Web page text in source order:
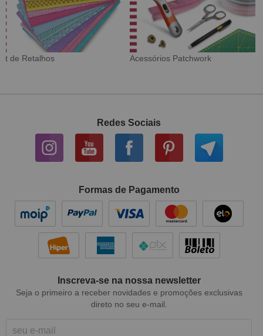
Tecido Digital Sarja Impermeável
Redes Sociais
Formas de Pagamento
Inscreva-se na nossa newsletter
Seja o primeiro a receber novidades e promoções exclusivas
direto no seu e-mail.